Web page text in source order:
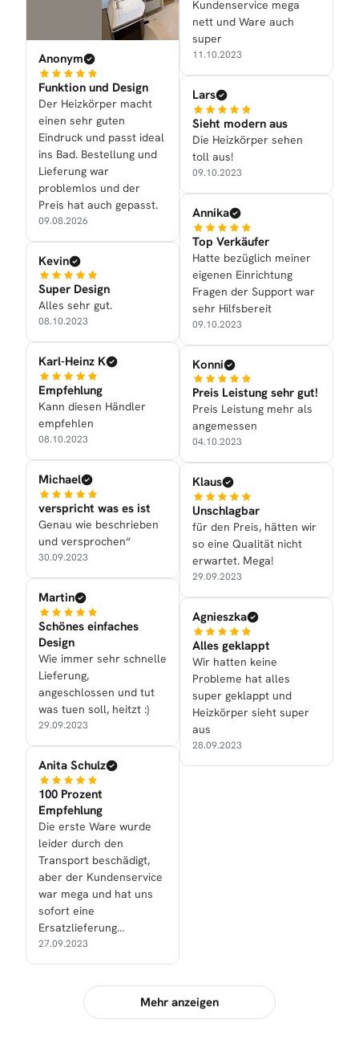
Anonym
Funktion und Design
Der Heizkörper macht
einen sehr guten
Eindruck und passt ideal
ins Bad. Bestellung und
Lieferung war
problemlos und der
Preis hat auch gepasst.
09.08.2026
Kevin
Super Design
Alles sehr gut.
08.10.2023
Karl-Heinz K
Empfehlung
Kann diesen Händler
empfehlen
08.10.2023
Michael
verspricht was es ist
Genau wie beschrieben
und versprochen“
30.09.2023
Martin
Schönes einfaches
Design
Wie immer sehr schnelle
Lieferung,
angeschlossen und tut
was tuen soll, heitzt :)
29.09.2023
Anita Schulz
100 Prozent
Empfehlung
Die erste Ware wurde
leider durch den
Transport beschädigt,
aber der Kundenservice
war mega und hat uns
sofort eine
Ersatzlieferung
zukommen lassen.
27.09.2023
Kundenservice mega
nett und Ware auch
super
11.10.2023
Lars
Sieht modern aus
Die Heizkörper sehen
toll aus!
09.10.2023
Annika
Top Verkäufer
Hatte bezüglich meiner
eigenen Einrichtung
Fragen der Support war
sehr Hilfsbereit
09.10.2023
Konni
Preis Leistung sehr gut!
Preis Leistung mehr als
angemessen
04.10.2023
Klaus
Unschlagbar
für den Preis, hätten wir
so eine Qualität nicht
erwartet. Mega!
29.09.2023
Agnieszka
Alles geklappt
Wir hatten keine
Probleme hat alles
super geklappt und
Heizkörper sieht super
aus
28.09.2023
Mehr anzeigen